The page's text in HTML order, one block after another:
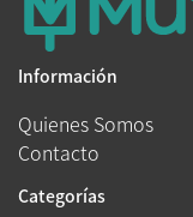
Información
Quienes Somos
Contacto
Categorías